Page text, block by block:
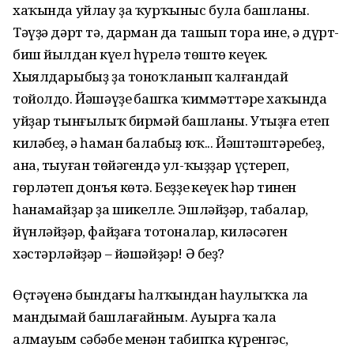
хаҡында уйлау ҙа ҡурҡыныс була башланы.
Тәүҙә дәрт тә, дарман да ташып тора ине, ә дүрт-
биш йылдан күңел һүрелә төштө кеүек.
Хыялдарыбыҙ ҙа тоноҡланып ҡалғандай
тойолдо. Йәшәүҙең башҡа ҡиммәттәре хаҡында
уйҙар тынғылыҡ бирмәй башланы. Утыҙға етеп
киләбеҙ, ә һаман балабыҙ юҡ... Йәштәштәребеҙ,
ана, тыуған төйәгендә ул-ҡыҙҙар үҫтереп,
гөрләтеп донъя көтә. Беҙҙең кеүек һәр тинен
һанамайҙар ҙа шикелле. Эшләйҙәр, табалар,
йүнләйҙәр, файҙаға тотоналар, киләсәген
хәстәрләйҙәр – йәшәйҙәр! Ә беҙ?
Өҫтәүенә бындағы һалҡындан һаулыҡҡа ла
мандымай башлағайным. Ауырға ҡала
алмауым сәбәбе менән табипҡа күренгәс,